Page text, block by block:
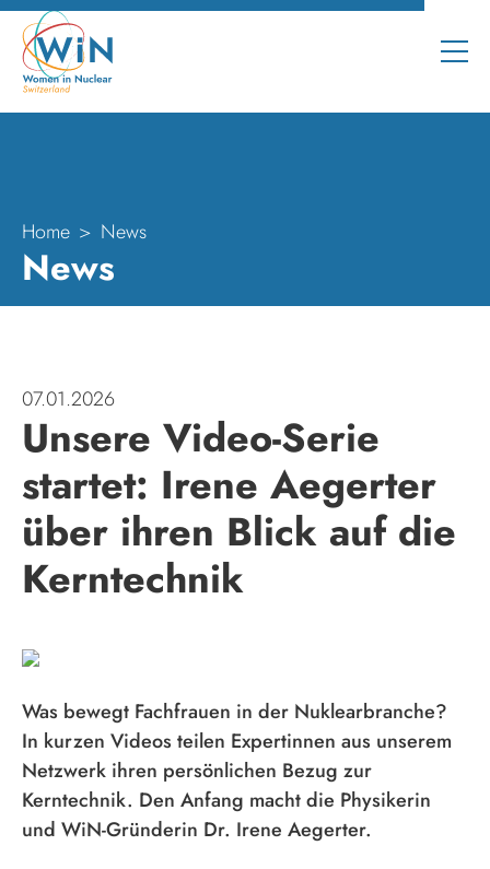
Home News
News
07.01.2026
Unsere Video-Serie
startet: Irene Aegerter
über ihren Blick auf die
Kerntechnik
Was bewegt Fachfrauen in der Nuklearbranche?
In kurzen Videos teilen Expertinnen aus unserem
Netzwerk ihren persönlichen Bezug zur
Kerntechnik. Den Anfang macht die Physikerin
und WiN-Gründerin Dr. Irene Aegerter.